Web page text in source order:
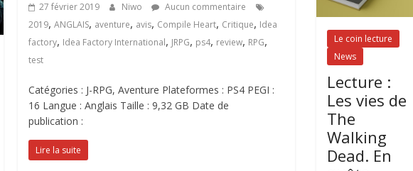
27 février 2019 Niwo
Aucun commentaire
2019,ANGLAIS, aventure, avis, Compile Heart, Critique, Idea
factory, Idea Factory International, JRPG, ps4, review, RPG,
test
Catégories : J-RPG, Aventure Plateformes : PS4 PEGI :
16 Langue : Anglais Taille : 9,32 GB Date de
publication :
Lire la suite
Le coin lecture
News
Lecture :
Les vies de
The
Walking
Dead. En